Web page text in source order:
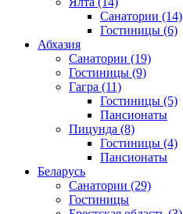
Санатории (14)
Гостиницы (6)
Абхазия
Санатории (19)
Гостиницы (9)
Гагра (11)
Гостиницы (5)
Пансионаты
Пицунда (8)
Гостиницы (4)
Пансионаты
Беларусь
Санатории (29)
Гостиницы